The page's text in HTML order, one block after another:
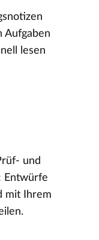
Aufgaben
lesen
und
Entwürfe
mit Ihrem